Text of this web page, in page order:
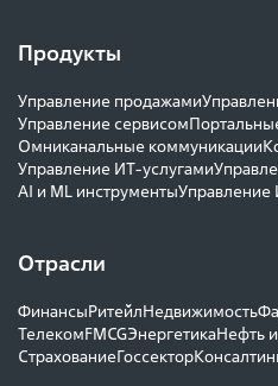
Продукты
Управление продажами
Управление сервисом
Омниканальные коммуникации
Управление ИТ-услугами
AI и ML инструментыУправление
Отрасли
ФинансыРитейлНедвижимость
ТелекомFMCGЭнергетикаНефть и
СтрахованиеГоссектор